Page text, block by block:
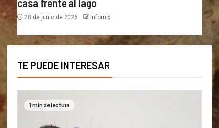
casa frente al lago
28 de junio de 2026 Infomix
TE PUEDE INTERESAR
1 min de lectura